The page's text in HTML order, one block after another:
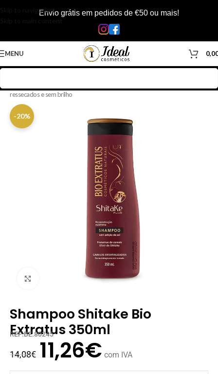
Skip to navigationEnvio grátis em pedidos de €50 ou mais!
MENU
ressecados e sem brilho
-20%
Clique para ampliar
Shampoo Shitake Bio
Extratus 350ml
REF:BE.80245
14,08€ 11,26€ com IVA